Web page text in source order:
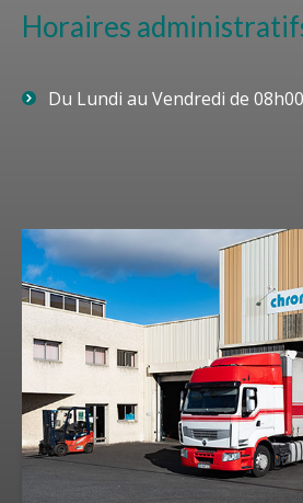
Horaires
Du Lundi au Vendredi de